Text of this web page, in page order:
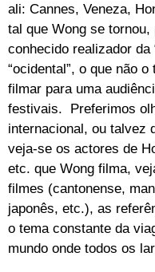
ali: Cannes, Veneza,
tal que Wong se
conhecido realizador da
“ocidental”, o que não
filmar para uma
festivais. Preferimos
internacional, ou talvez
veja-se os actores de
etc. que Wong filma,
filmes (cantonense,
japonês, etc.), as
o tema constante da
mundo onde todos os